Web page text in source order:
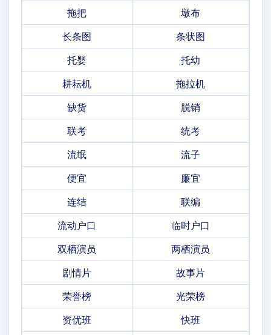
拖把
墩布
长条图
条状图
托婴
托幼
耕耘机
拖拉机
缺货
脱销
联考
统考
流氓
流子
便宜
廉宜
连结
联编
流动户口
临时户口
双栖演员
两栖演员
剧情片
故事片
荣誉榜
光荣榜
资优班
快班